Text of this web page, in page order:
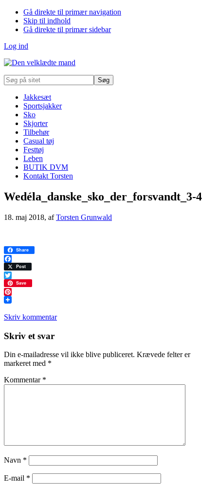
Gå direkte til primær navigation
Skip til indhold
Gå direkte til primær sidebar
Log ind
Søg
på
Jakkesæt
Sportsjakker
Sko
Skjorter
Tilbehør
Casual tøj
Festtøj
Leben
BUTIK DVM
Kontakt Torsten
Wedéla_danske_sko_der_forsvandt_3-4
18. maj 2018, afTorsten Grunwald
Share
Facebook
Post
Twitter
Save
Pinterest
Skriv kommentar
Læserinteraktioner
Skriv et svar
Din e-mailadresse vil ikke blive publiceret. Krævede felter er
markeret med *
Kommentar *
Navn *
E-mail *